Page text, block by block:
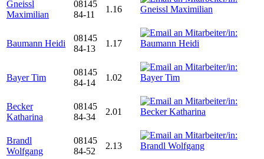
Gneissl
Maximilian
08145
84-11
1.16
Baumann Heidi
08145
84-13
1.17
Bayer Tim
08145
84-14
1.02
Becker
Katharina
08145
84-34
2.01
Brandl
Wolfgang
08145
84-52
2.13